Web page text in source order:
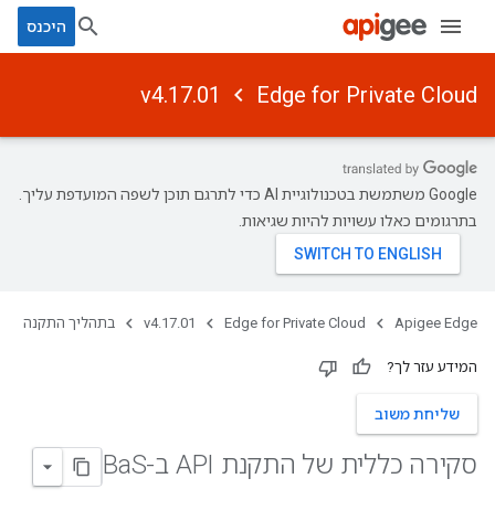
היכנס
Edge for Private Cloud
v4.17.01
‫Google משתמשת בטכנולוגיית AI כדי לתרגם תוכן לשפה המועדפת עליך.
בתרגומים כאלו עשויות להיות שגיאות.
Apigee Edge
Edge for Private Cloud
v4.17.01 בתהליך התקנה
המידע עזר לך?
שליחת משוב
סקירה כללית של התקנת API ב-Ba S